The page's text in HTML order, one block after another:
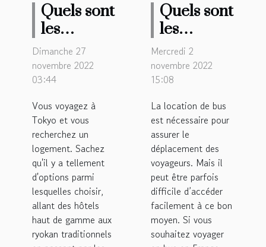
Quels sont
les
meilleurs
hôtels
capsules à
Tokyo ?
Dimanche 27
novembre 2022
03:44
Vous voyagez à
Tokyo et vous
recherchez un
logement. Sachez
qu'il y a tellement
d'options parmi
lesquelles choisir,
allant des hôtels
haut de gamme aux
ryokan traditionnels
Quels sont
les
avantages
de passer
par ‘’Cars
de
France’’
pour la
location
de bus ?
Mercredi 2
novembre 2022
15:08
La location de bus
est nécessaire pour
assurer le
déplacement des
voyageurs. Mais il
peut être parfois
difficile d’accéder
facilement à ce bon
moyen. Si vous
souhaitez voyager